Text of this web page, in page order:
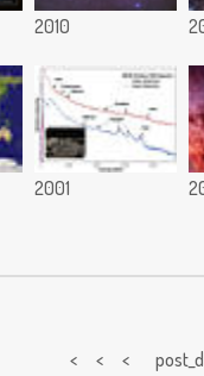
2010
2001
< < <